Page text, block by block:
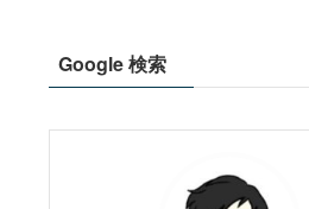
Google 検索